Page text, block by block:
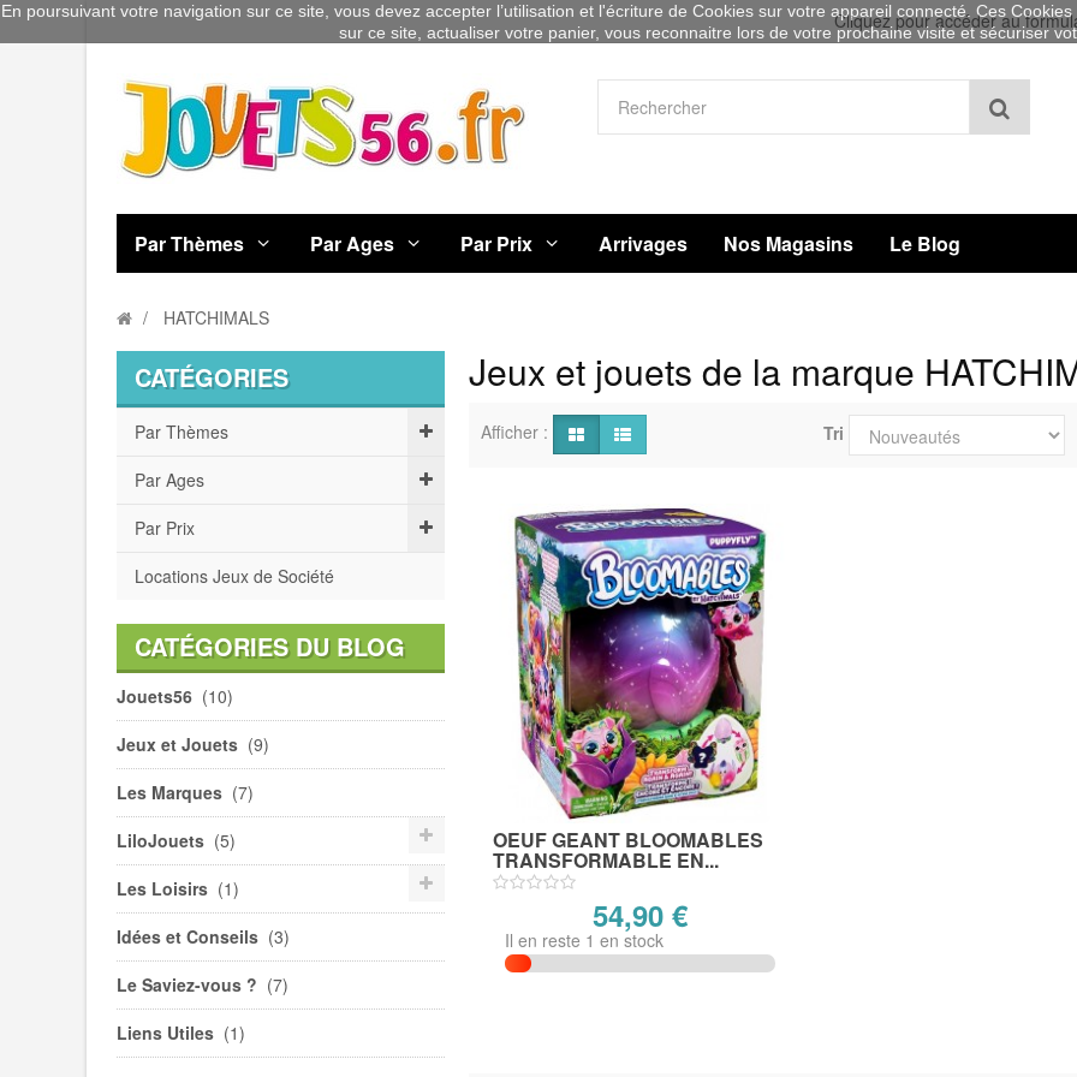
Cliquez pour accéder au
Par Thèmes Par Ages Par Prix Arrivages Nos Magasins Le Blog
HATCHIMALS
CATÉGORIES
Par Thèmes
Par Ages
Par Prix
Locations Jeux de Société
CATÉGORIES DU BLOG
Jouets56 (10)
Jeux et Jouets (9)
Les Marques (7)
LiloJouets (5)
Les Loisirs (1)
Idées et Conseils (3)
Le Saviez-vous ? (7)
Liens Utiles (1)
Jeux et jouets de la marque
Afficher : Tri
OEUF GEANT BLOOMABLES
TRANSFORMABLE EN...
54,90 €
Il en reste 1 en stock
En poursuivant votre navigation sur ce site, vous devez accepter l’utilisation et l'écriture de Cookies sur votre appareil connecté. Ces
sur ce site, actualiser votre panier, vous reconnaitre lors de votre prochaine visite et sécuriser